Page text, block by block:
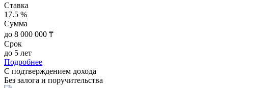
Ставка
17.5 %
Сумма
до 8 000 000 ₸
Срок
до 5 лет
Подробнее
C подтверждением дохода
Без залога и поручительства